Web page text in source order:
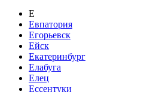
Е
Евпатория
Егорьевск
Ейск
Екатеринбург
Елабуга
Елец
Ессентуки